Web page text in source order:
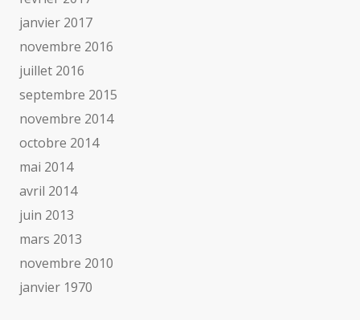
janvier 2017
novembre 2016
juillet 2016
septembre 2015
novembre 2014
octobre 2014
mai 2014
avril 2014
juin 2013
mars 2013
novembre 2010
janvier 1970